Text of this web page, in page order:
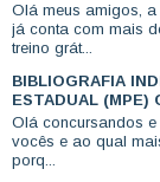
Olá meus amigos,
já conta com mais
treino grát...
BIBLIOGRAFIA
ESTADUAL (MPE)
Olá concursandos
vocês e ao qual
porq...